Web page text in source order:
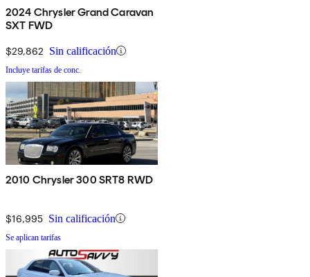
2024 Chrysler Grand Caravan
SXT FWD
$29,862 Sin calificación
Incluye tarifas de conc.
2010 Chrysler 300 SRT8 RWD
$16,995 Sin calificación
Se aplican tarifas